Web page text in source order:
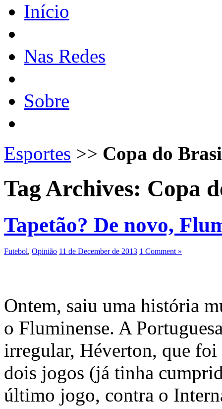
Início
Nas Redes
Sobre
Esportes >> Copa do
Tag Archives: Copa
Tapetão? De novo,
Futebol, Opinião 11 de December de 2013 1 Comment »
Ontem, saiu uma história
o Fluminense. A
irregular, Héverton, que foi
dois jogos (já tinha
último jogo, contra o